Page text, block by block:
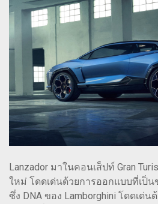
Lanzador มาในคอนเส็ปท์ Gran
ใหม่ โดดเด่นด้วยการออกแบบที่เป็
ซึ่ง DNA ของ Lamborghini โดดเด่